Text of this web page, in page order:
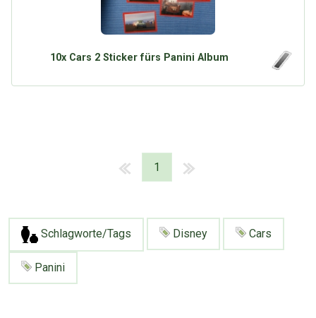
10x Cars 2 Sticker fürs Panini Album
1
Schlagworte/Tags Disney Cars
Panini